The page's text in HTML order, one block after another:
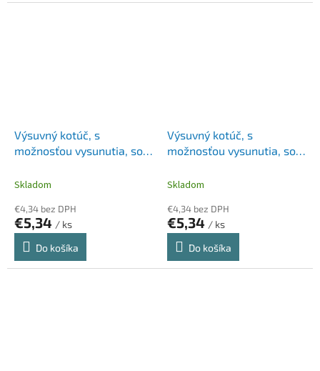
Výsuvný kotúč, s
možnosťou vysunutia, so
červený
Skladom
€4,34 bez DPH
€5,34 / ks
Do košíka
Výsuvný kotúč, s
možnosťou vysunutia, so
čierny
Skladom
€4,34 bez DPH
€5,34 / ks
Do košíka